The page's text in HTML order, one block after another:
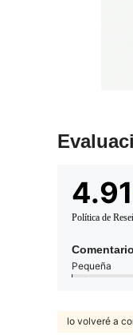
4.91
Política de
Pequeña
lo volveré a